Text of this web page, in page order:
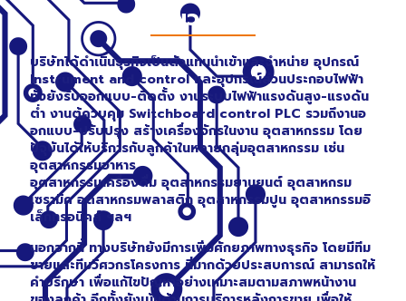
เกี่ยวกับเรา
บริษัทได้ดำเนินธุรกิจเป็นตัวแทนนำเข้าและจำหน่าย อุปกรณ์
Instrument and control และอุปกรณ์ส่วนประกอบไฟฟ้า
ทั้งยังรับออกแบบ-ติดตั้ง งานระบบไฟฟ้าแรงดันสูง-แรงดัน
ต่ำ งานตู้ควบคุม Switchboard control PLC รวมถึงานอ
อกแบบ-ปรับปรุง สร้างเครื่องจักรในงาน อุตสาหกรรม โดย
ปัจุบันได้ให้บริการกับลูกค้าในหลายกลุ่มอุตสาหกรรม เช่น
อุตสาหกรรมอาหาร
อุตสาหกรรมเครื่องดื่ม อุตสาหกรรมยานยนต์ อุตสาหกรม
เซรามิค อุตสาหกรมพลาสติก อุตสาหกรรมปูน อุตสาหกรรมอิ
เล็กทรอนิคส์ ฯลฯ
นอกจากนี้ ทางบริษัทยังมีการเพิ่มศักยภาพทางธุรกิจ โดยมีทีม
ขายและทีมวิศวกรโครงการ ที่มากด้วยประสบการณ์ สามารถให้
คำปรึกษา เพื่อแก้ไขปัญหาอย่างเหมาะสมตามสภาพหน้างาน